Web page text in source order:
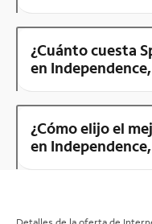
¿Cuánto cuesta
en
¿Cómo elijo el
en